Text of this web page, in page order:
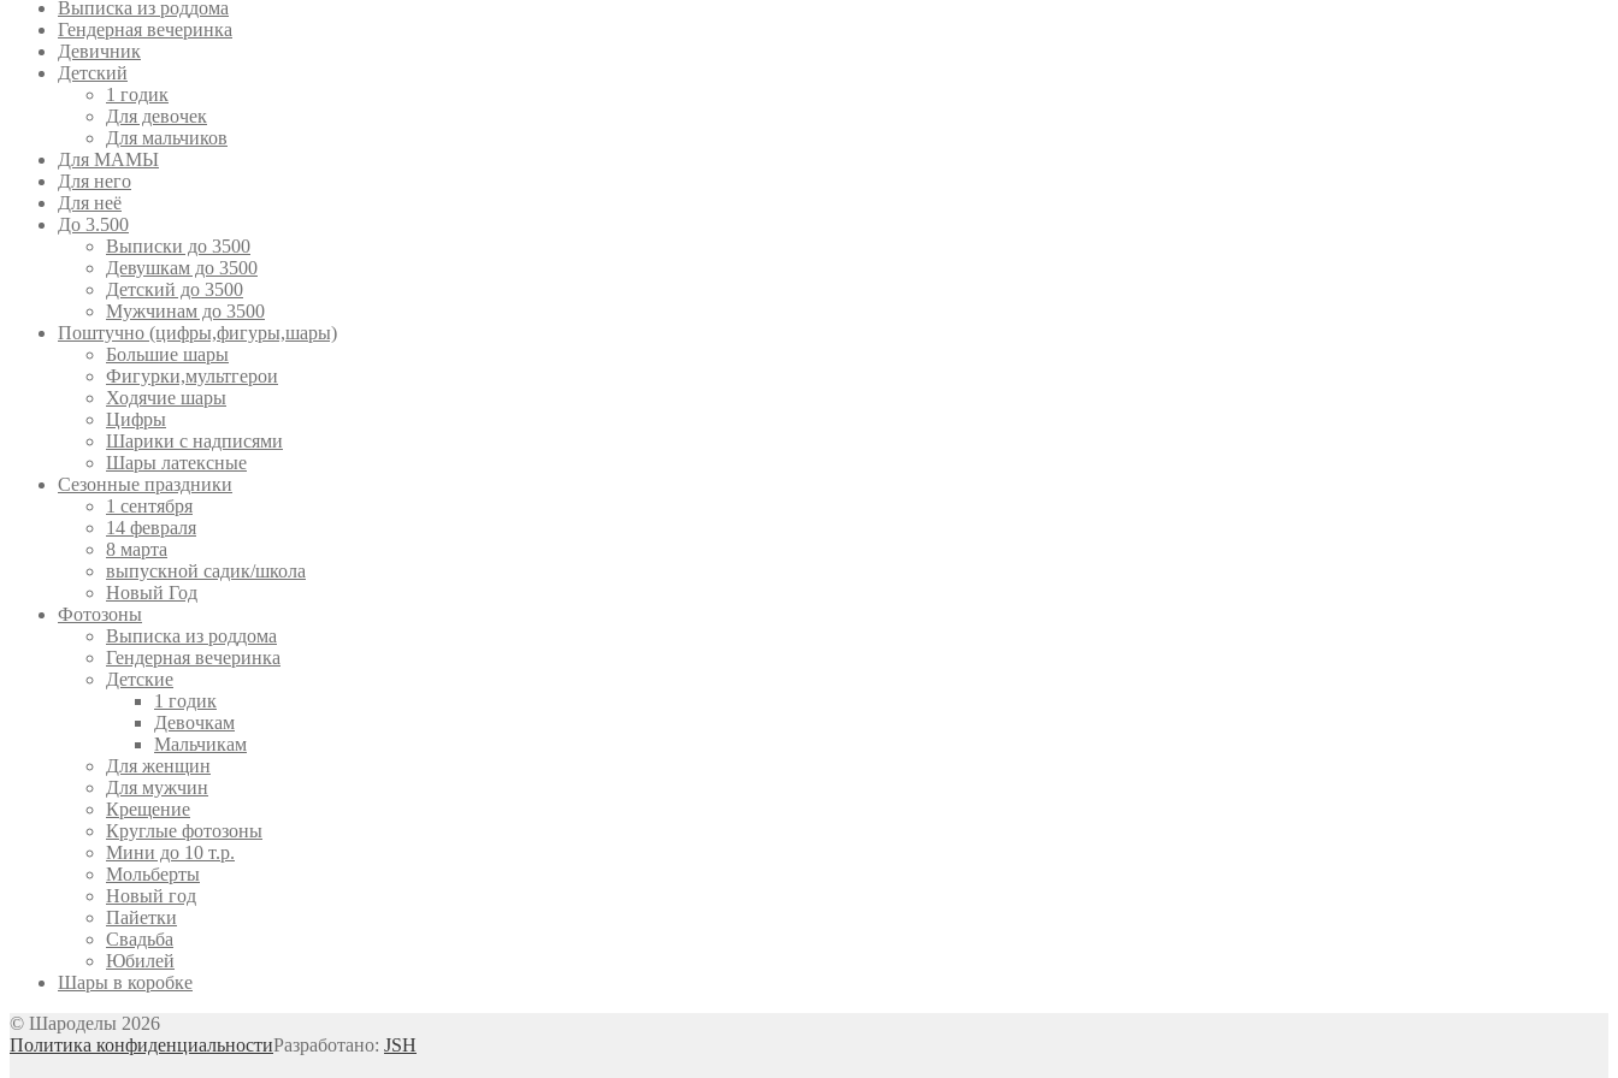
Выписка из роддома
Гендерная вечеринка
Девичник
Детский
1 годик
Для девочек
Для мальчиков
Для МАМЫ
Для него
Для неё
До 3.500
Выписки до 3500
Девушкам до 3500
Детский до 3500
Мужчинам до 3500
Поштучно (цифры,фигуры,шары)
Большие шары
Фигурки,мультгерои
Ходячие шары
Цифры
Шарики с надписями
Шары латексные
Сезонные праздники
1 сентября
14 февраля
8 марта
выпускной садик/школа
Новый Год
Фотозоны
Выписка из роддома
Гендерная вечеринка
Детские
1 годик
Девочкам
Мальчикам
Для женщин
Для мужчин
Крещение
Круглые фотозоны
Мини до 10 т.р.
Мольберты
Новый год
Пайетки
Свадьба
Юбилей
Шары в коробке
© Шароделы 2026
Политика конфиденциальностиРазработано: JSH